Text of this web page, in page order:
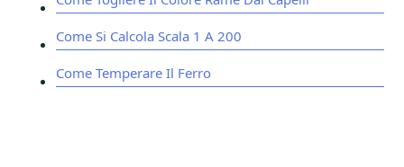
Come Si Calcola Scala 1 A 200
Come Temperare Il Ferro